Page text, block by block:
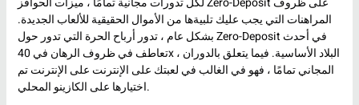
المراهنات التي يجب عليك تلبيةها من الأموال الحقيقية للألعاب الجديدة.
بشكل عام ، تدور أرباح الحرة التي تدور حول Zero-Deposit في أحدث
تعاطف في ظروف الرهان في 40x ، البلاد الأساسية. فيما يتعلق بالدوران
المجاني تمامًا ، فهو في الغالب في لعبتك على الإنترنت على الإنترنت تم
اختيارها على الكازينو المحلي.